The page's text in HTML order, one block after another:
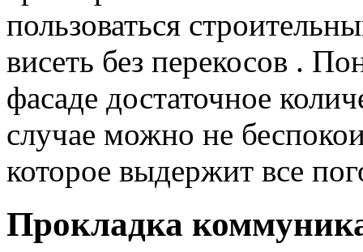
пользоваться
висеть без перекосов .
фасаде достаточное
случае можно не
которое выдержит все
Прокладка